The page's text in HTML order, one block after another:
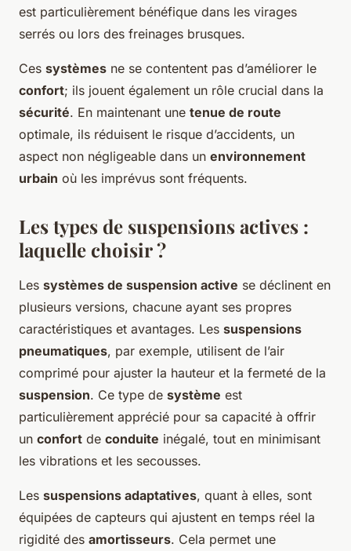
est particulièrement bénéfique dans les virages
serrés ou lors des freinages brusques.
Ces systèmes ne se contentent pas d’améliorer le
confort; ils jouent également un rôle crucial dans la
sécurité. En maintenant une tenue de route
optimale, ils réduisent le risque d’accidents, un
aspect non négligeable dans un environnement
urbain où les imprévus sont fréquents.
Les types de suspensions actives :
laquelle choisir ?
Les systèmes de suspension active se déclinent en
plusieurs versions, chacune ayant ses propres
caractéristiques et avantages. Les suspensions
pneumatiques, par exemple, utilisent de l’air
comprimé pour ajuster la hauteur et la fermeté de la
suspension. Ce type de système est
particulièrement apprécié pour sa capacité à offrir
un confort de conduite inégalé, tout en minimisant
les vibrations et les secousses.
Les suspensions adaptatives, quant à elles, sont
équipées de capteurs qui ajustent en temps réel la
rigidité des amortisseurs. Cela permet une